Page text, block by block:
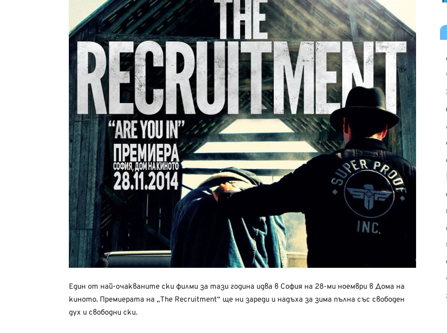
Един от най-очакваните ски филми за тази година идва в София на 28-ми ноември в Дома на
киното. Премиерата на „The Recruitment“ ще ни зареди и надъха за зима пълна със свободен
дух и свободни ски.